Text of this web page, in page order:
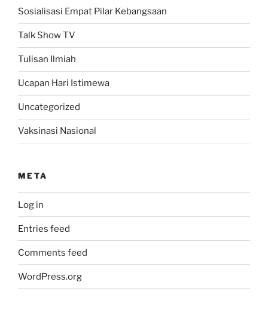
Sosialisasi Empat Pilar Kebangsaan
Talk Show TV
Tulisan Ilmiah
Ucapan Hari Istimewa
Uncategorized
Vaksinasi Nasional
META
Log in
Entries feed
Comments feed
WordPress.org